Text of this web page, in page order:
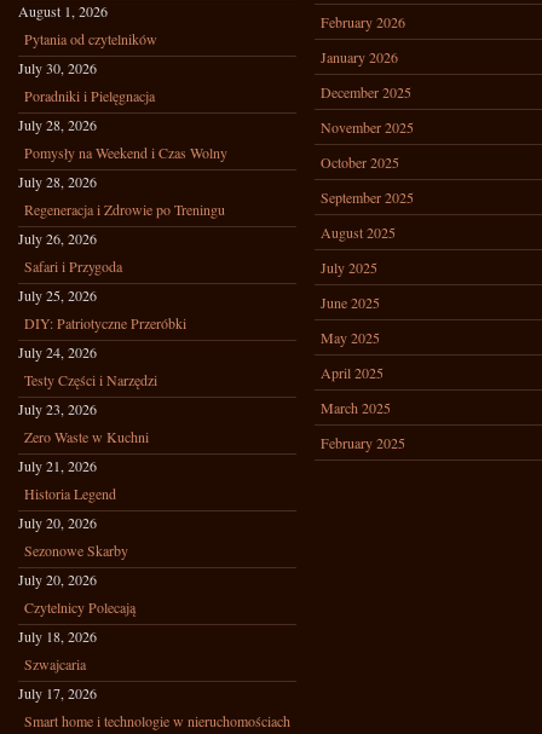
August 1, 2026
Pytania od czytelników
July 30, 2026
Poradniki i Pielęgnacja
July 28, 2026
Pomysły na Weekend i Czas Wolny
July 28, 2026
Regeneracja i Zdrowie po Treningu
July 26, 2026
Safari i Przygoda
July 25, 2026
DIY: Patriotyczne Przeróbki
July 24, 2026
Testy Części i Narzędzi
July 23, 2026
Zero Waste w Kuchni
July 21, 2026
Historia Legend
July 20, 2026
Sezonowe Skarby
July 20, 2026
Czytelnicy Polecają
July 18, 2026
Szwajcaria
July 17, 2026
Smart home i technologie w nieruchomościach
February 2026
January 2026
December 2025
November 2025
October 2025
September 2025
August 2025
July 2025
June 2025
May 2025
April 2025
March 2025
February 2025